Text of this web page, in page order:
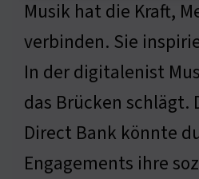
Musik hat die Kraft,
verbinden. Sie
In der digitalenist
das Brücken schlägt.
Direct Bank könnte
Engagements ihre